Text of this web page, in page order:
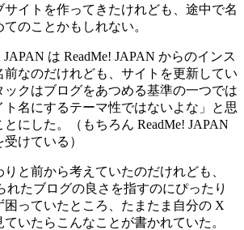
イトを作ってきたけれども、途中で名
のことかもしれない。
JAPAN は ReadMe! JAPAN からのインス
なのだけれども、サイトを更新してい
ックはブログをあつめる基準の一つでは
ト名にするテーマ性ではないよな」と思
にした。（もちろん ReadMe! JAPAN
けている）
と前から考えていたのだけれども、
れたブログの良さを指すのにぴったり
困っていたところ、たまたま自分の X
いたらこんなことが書かれていた。